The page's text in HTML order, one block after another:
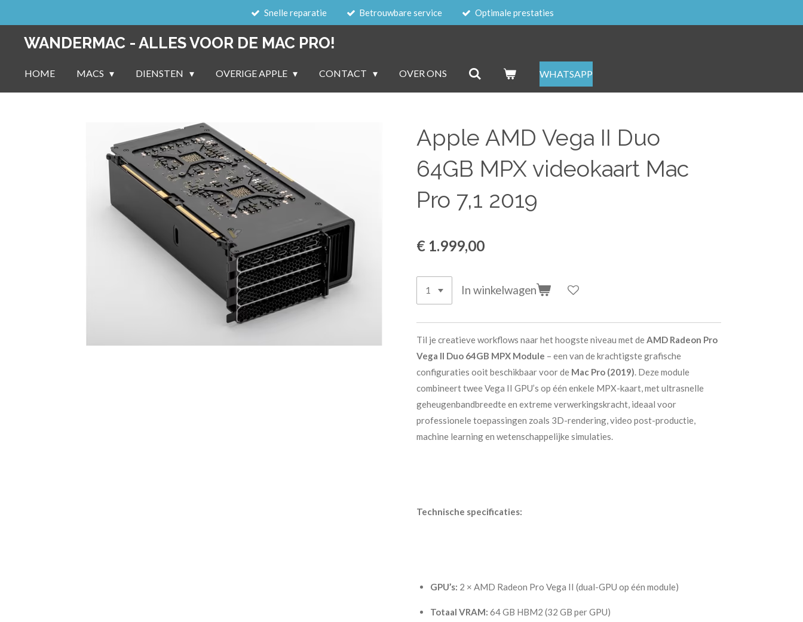
hoofdinhoud
Snelle reparatie Betrouwbare service Optimale prestaties
WANDERMAC - ALLES VOOR DE MAC PRO!
HOME MACS DIENSTEN OVERIGE APPLE CONTACT OVER ONS WHATSAPP
Apple AMD Vega II Duo
64GB MPX videokaart Mac
Pro 7,1 2019
€ 1.999,00
In winkelwagen
Til je creatieve workflows naar het hoogste niveau met deAMD Radeon Pro
Vega II Duo 64GB MPX Module – een van de krachtigste grafische
configuraties ooit beschikbaar voor de Mac Pro (2019). Deze module
combineert twee Vega II GPU’s op één enkele MPX-kaart, met ultrasnelle
geheugenbandbreedte en extreme verwerkingskracht, ideaal voor
professionele toepassingen zoals 3D-rendering, video post-productie,
machine learning en wetenschappelijke simulaties.
Technische specificaties:
GPU’s: 2 × AMD Radeon Pro Vega II (dual-GPU op één module)
Totaal VRAM: 64 GB HBM2 (32 GB per GPU)